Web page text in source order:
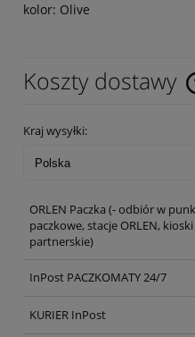
kolor: Olive
Koszty dostawy
Cena nie zawiera
Kraj wysyłki:
ORLEN Paczka (- odbiór w
paczkowe, stacje ORLEN,
partnerskie)
InPost PACZKOMATY 24/7
KURIER InPost